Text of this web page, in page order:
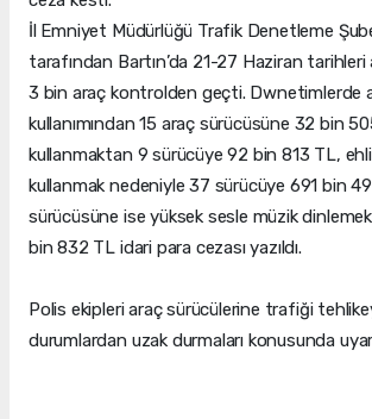
İl Emniyet Müdürlüğü Trafik Denetleme
tarafından Bartın’da 21-27 Haziran
3 bin araç kontrolden geçti. Dwnetimlerde
kullanımından 15 araç sürücüsüne 32 bin
kullanmaktan 9 sürücüye 92 bin 813 TL,
kullanmak nedeniyle 37 sürücüye 691 bin
sürücüsüne ise yüksek sesle müzik
bin 832 TL idari para cezası yazıldı.
Polis ekipleri araç sürücülerine trafiği
durumlardan uzak durmaları konusunda